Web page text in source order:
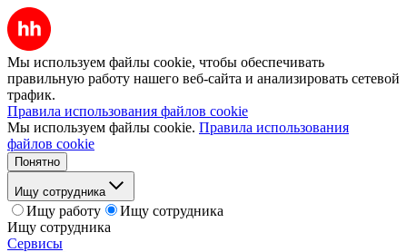
Мы используем файлы cookie, чтобы обеспечивать
правильную работу нашего веб-сайта и анализировать сетевой
трафик.
Правила использования файлов cookie
Мы используем файлы cookie. Правила использования
файлов cookie
Понятно
Ищу сотрудника
Ищу работу
Ищу сотрудника
Ищу сотрудника
Сервисы